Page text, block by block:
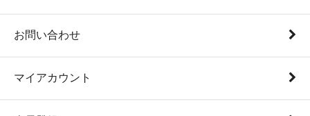
お問い合わせ
マイアカウント